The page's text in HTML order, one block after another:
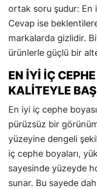
ortak soru şudur: En
Cevap ise
markalarda gizlidir.
ürünlerle güçlü bir
EN İYI İÇ
KALITEYLE
En iyi iç cephe
pürüzsüz bir
yüzeyine dengeli
iç cephe boyaları,
sayesinde yüzeyde
sunar. Bu sayede